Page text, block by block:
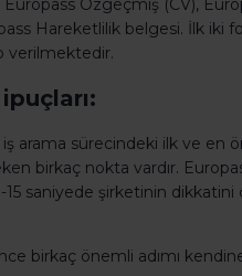
Özgeçmiş (CV),
Hareketlilik belgesi. İlk
verilmektedir.
arama sürecindeki ilk ve en
birkaç nokta vardır.
saniyede şirketinin
birkaç önemli adımı